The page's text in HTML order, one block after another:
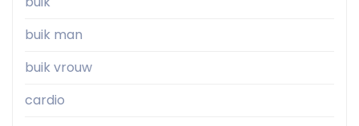
buik man
buik vrouw
cardio